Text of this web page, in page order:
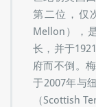
世纪初美国
第二位，仅
Mellon），
长，并于
府而不倒。
于2007年与